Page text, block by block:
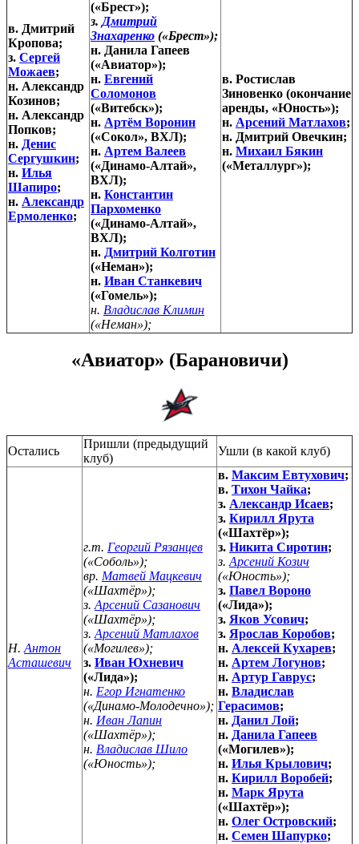
в. Дмитрий
Кропова;
з. Сергей
Можаев;
н. Александр
Козинов;
н. Александр
Попков;
н. Денис
Сергушкин;
н. Илья
Шапиро;
н. Александр
Ермоленко;
(«Брест»);
з. Дмитрий
Знахаренко («Брест»);
н. Данила Гапеев
(«Авиатор»);
н. Евгений
Соломонов
(«Витебск»);
н. Артём Воронин
(«Сокол», ВХЛ);
н. Артем Валеев
(«Динамо-Алтай»,
ВХЛ);
н. Константин
Пархоменко
(«Динамо-Алтай»,
ВХЛ);
н. Дмитрий Колготин
(«Неман»);
н. Иван Станкевич
(«Гомель»);
н. Владислав Климин
(«Неман»);
в. Ростислав
Зиновенко (окончание
аренды, «Юность»);
н. Арсений Матлахов;
н. Дмитрий Овечкин;
н. Михаил Бякин
(«Металлург»);
«Авиатор» (Барановичи)
Остались
Пришли (предыдущий
клуб)
Ушли (в какой клуб)
Н. Антон
Асташевич
г.т. Георгий Рязанцев
(«Соболь»);
вр. Матвей Мацкевич
(«Шахтёр»);
з. Арсений Сазанович
(«Шахтёр»);
з. Арсений Матлахов
(«Могилев»);
з. Иван Юхневич
(«Лида»);
н. Егор Игнатенко
(«Динамо-Молодечно»);
н. Иван Лапин
(«Шахтёр»);
н. Владислав Шило
(«Юность»);
в. Максим Евтухович;
в. Тихон Чайка;
з. Александр Исаев;
з. Кирилл Ярута
(«Шахтёр»);
з. Никита Сиротин;
з. Арсений Козич
(«Юность»);
з. Павел Вороно
(«Лида»);
з. Яков Усович;
з. Ярослав Коробов;
н. Алексей Кухарев;
н. Артем Логунов;
н. Артур Гаврус;
н. Владислав
Герасимов;
н. Данил Лой;
н. Данила Гапеев
(«Могилев»);
н. Илья Крылович;
н. Кирилл Воробей;
н. Марк Ярута
(«Шахтёр»);
н. Олег Островский;
н. Семен Шапурко;